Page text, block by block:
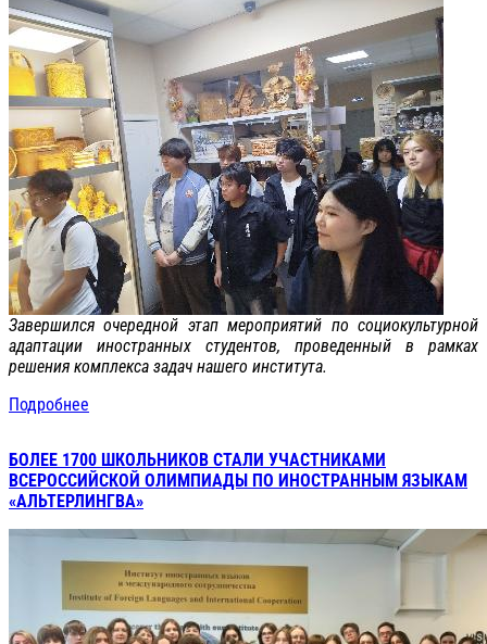
Завершился очередной этап мероприятий по социокультурной
адаптации иностранных студентов, проведенный в рамках
решения комплекса задач нашего института.
Подробнее
БОЛЕЕ 1700 ШКОЛЬНИКОВ СТАЛИ УЧАСТНИКАМИ
ВСЕРОССИЙСКОЙ ОЛИМПИАДЫ ПО ИНОСТРАННЫМ ЯЗЫКАМ
«АЛЬТЕРЛИНГВА»